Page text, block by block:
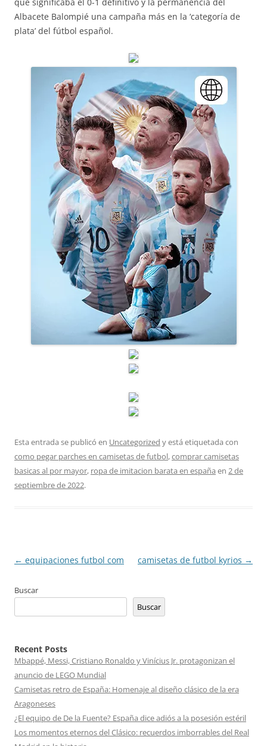
Albacete Balompié una campaña más en la ‘categoría de
plata’ del fútbol español.
Esta entrada se publicó en Uncategorized y está etiquetada con
como pegar parches en camisetas de futbol,comprar camisetas
basicas al por mayor, ropa de imitacion barata en españa en 2 de
septiembre de 2022.
Navegación
entradas
← equipaciones futbol com camisetas de futbol kyrios →
Buscar
Buscar
Recent Posts
Mbappé, Messi, Cristiano Ronaldo y Vinícius Jr. protagonizan el
anuncio de LEGO Mundial
Camisetas retro de España: Homenaje al diseño clásico de la era
Aragoneses
¿El equipo de De la Fuente? España dice adiós a la posesión estéril
Los momentos eternos del Clásico: recuerdos imborrables del Real